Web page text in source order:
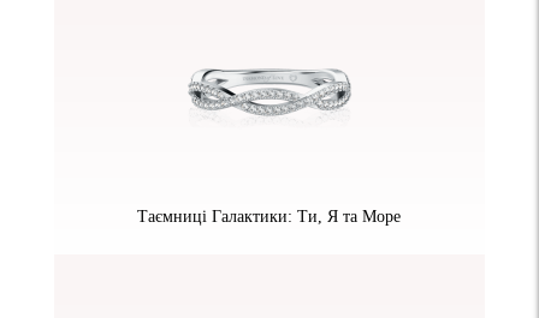
Таємниці Галактики: Ти, Я та Море